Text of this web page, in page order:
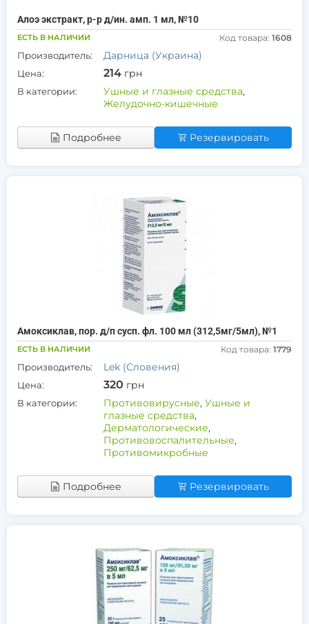
Алоэ экстракт, р-р д/ин. амп. 1 мл, №10
ЕСТЬ В НАЛИЧИИ Код товара: 1608
Производитель: Дарница (Украина)
Цена: 214 грн
В категории: Ушные и глазные средства,
Желудочно-кишечные
Подробнее Резервировать
Амоксиклав, пор. д/п сусп. фл. 100 мл (312,5мг/5мл), №1
ЕСТЬ В НАЛИЧИИ Код товара: 1779
Производитель: Lek (Словения)
Цена: 320 грн
В категории: Противовирусные, Ушные и
глазные средства,
Дерматологические,
Противовоспалительные,
Противомикробные
Подробнее Резервировать